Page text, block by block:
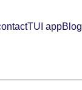
TUI appBlog